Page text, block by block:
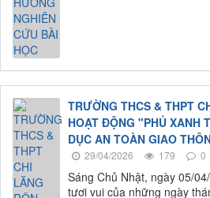
TRƯỜNG THCS & THPT
HOẠT ĐỘNG "PHỦ XANH
DỤC AN TOÀN GIAO
29/04/2026 179 0
Sáng Chủ Nhật, ngày 05/
tươi vui của những ngày